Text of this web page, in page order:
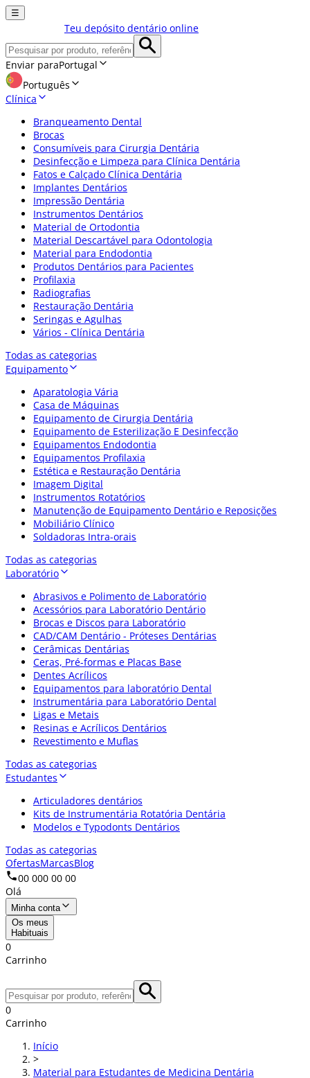
☰
Teu depósito dentário online
Enviar paraPortugal
Português
Clínica
Branqueamento Dental
Brocas
Consumíveis para Cirurgia Dentária
Desinfecção e Limpeza para Clínica Dentária
Fatos e Calçado Clínica Dentária
Implantes Dentários
Impressão Dentária
Instrumentos Dentários
Material de Ortodontia
Material Descartável para Odontologia
Material para Endodontia
Produtos Dentários para Pacientes
Profilaxia
Radiografias
Restauração Dentária
Seringas e Agulhas
Vários - Clínica Dentária
Todas as categorias
Equipamento
Aparatologia Vária
Casa de Máquinas
Equipamento de Cirurgia Dentária
Equipamento de Esterilização E Desinfecção
Equipamentos Endodontia
Equipamentos Profilaxia
Estética e Restauração Dentária
Imagem Digital
Instrumentos Rotatórios
Manutenção de Equipamento Dentário e Reposições
Mobiliário Clínico
Soldadoras Intra-orais
Todas as categorias
Laboratório
Abrasivos e Polimento de Laboratório
Acessórios para Laboratório Dentário
Brocas e Discos para Laboratório
CAD/CAM Dentário - Próteses Dentárias
Cerâmicas Dentárias
Ceras, Pré-formas e Placas Base
Dentes Acrílicos
Equipamentos para laboratório Dental
Instrumentária para Laboratório Dental
Ligas e Metais
Resinas e Acrílicos Dentários
Revestimento e Muflas
Todas as categorias
Estudantes
Articuladores dentários
Kits de Instrumentária Rotatória Dentária
Modelos e Typodonts Dentários
Todas as categorias
OfertasMarcasBlog
00 000 00 00
Olá
Minha conta
Os meus
Habituais
0
Carrinho
0
Carrinho
Início
>
Material para Estudantes de Medicina Dentária